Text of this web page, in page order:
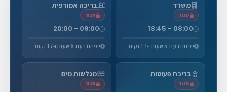
משרד
סגור
08:00 - 18:45
ייפתח בעוד 5 שעות ו-17 דקות
בריכה אמורפית
סגור
09:00 - 20:00
ייפתח בעוד 6 שעות ו-17 דקות
בריכת פעוטות
סגור
מגלשות מים
סגור